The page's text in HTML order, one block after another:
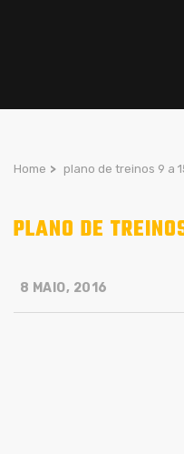
Home > plano de treinos 9 a
PLANO DE
8 MAIO, 2016